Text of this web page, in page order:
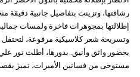
رشاقتها، وتزينت بتفاصيل جانبية دقيقة
إطلالتها بمجوهرات فاخرة ولمسات
وتسريحة شعر كلاسيكية مرفوعة، لتحتفل
بحضور واثق وأنيق. بدورها، أطلت نور
مستوحى من فساتين الأميرات، تميز